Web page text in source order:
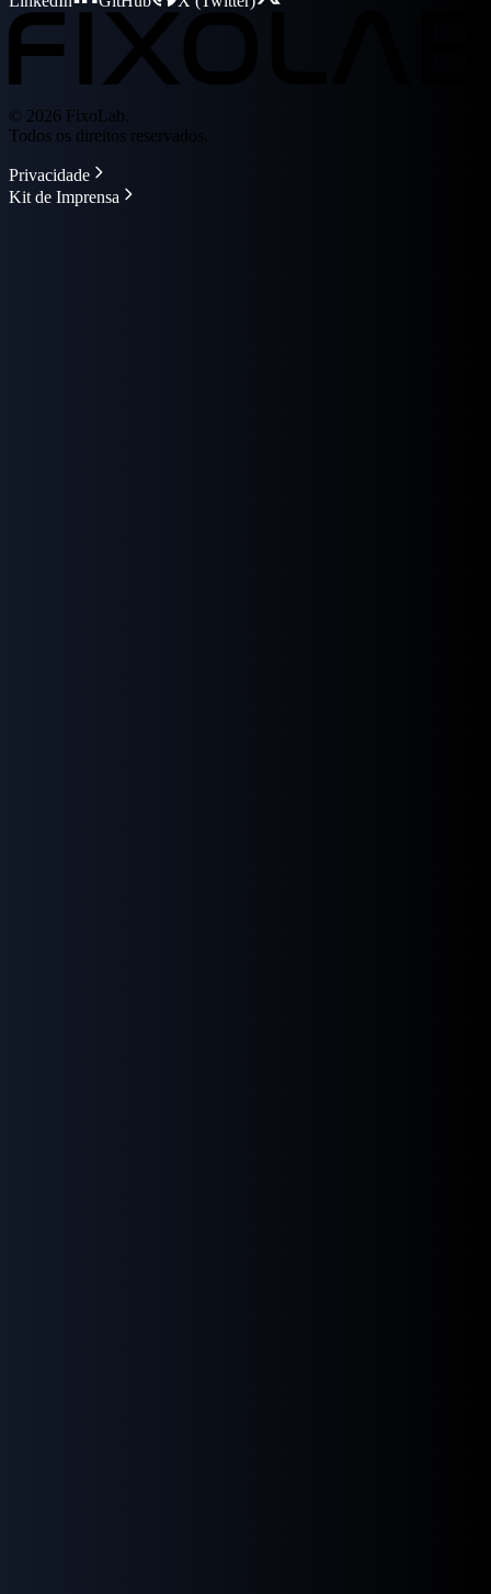
© 2026 FixoLab.
Todos os direitos reservados.
Privacidade
Kit de Imprensa